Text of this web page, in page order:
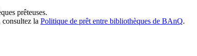
prêteuses.
consultez la Politique de prêt entre bibliothèques de BAnQ.